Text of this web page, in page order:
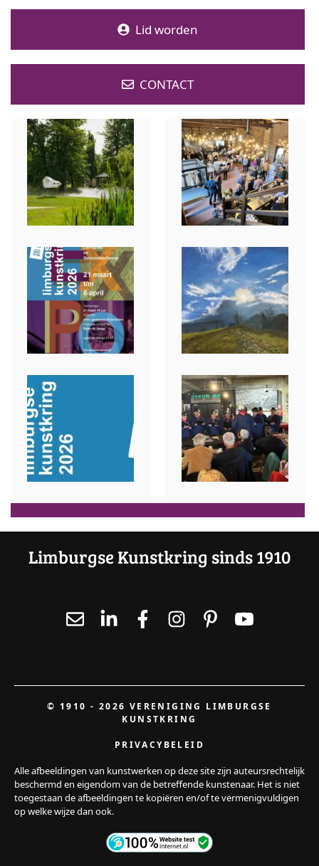
Lid worden
CONTACT
Limburgse Kunstkring sinds 1910
© 1910 - 2026 VERENIGING LIMBURGSE
KUNSTKRING
PRIVACYBELEID
Alle afbeeldingen van kunstwerken op deze site zijn auteursrechtelijk
beschermd en eigendom van de betreffende kunstenaar. Het is niet
toegestaan de afbeeldingen te kopiëren en/of te vermenigvuldigen
op welke wijze dan ook.